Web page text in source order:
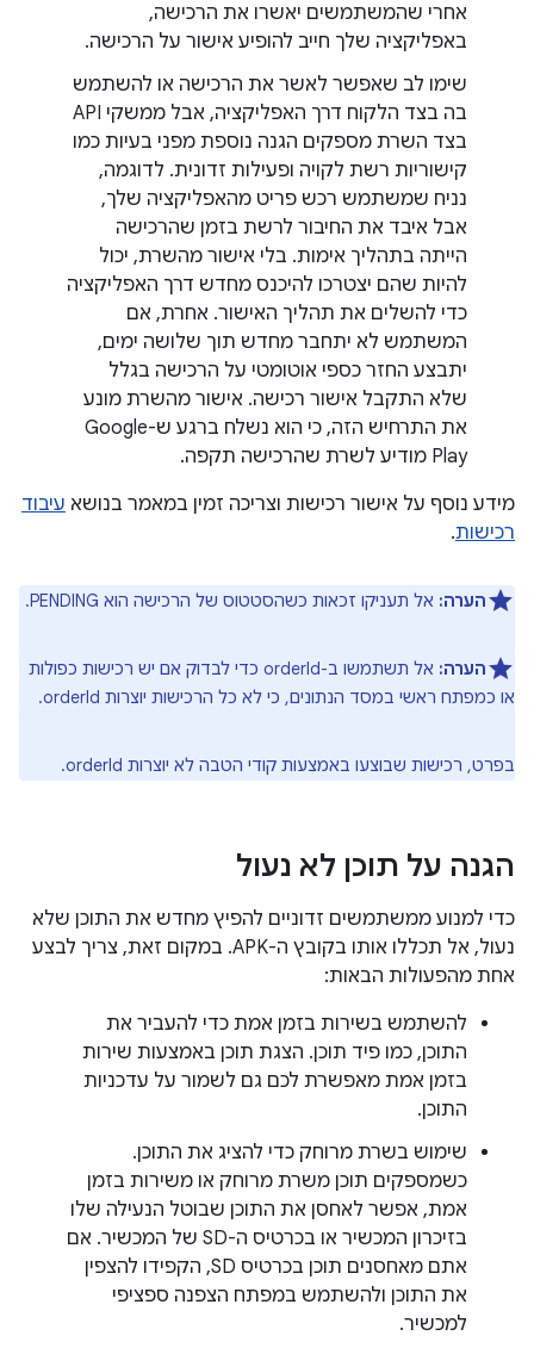
אחרי שהמשתמשים יאשרו את הרכישה,
באפליקציה שלך חייב להופיע אישור על הרכישה.
שימו לב שאפשר לאשר את הרכישה או להשתמש
בה בצד הלקוח דרך האפליקציה, אבל ממשקי API
בצד השרת מספקים הגנה נוספת מפני בעיות כמו
קישוריות רשת לקויה ופעילות זדונית. לדוגמה,
נניח שמשתמש רכש פריט מהאפליקציה שלך,
אבל איבד את החיבור לרשת בזמן שהרכישה
הייתה בתהליך אימות. בלי אישור מהשרת, יכול
להיות שהם יצטרכו להיכנס מחדש דרך האפליקציה
כדי להשלים את תהליך האישור. אחרת, אם
המשתמש לא יתחבר מחדש תוך שלושה ימים,
יתבצע החזר כספי אוטומטי על הרכישה בגלל
שלא התקבל אישור רכישה. אישור מהשרת מונע
את התרחיש הזה, כי הוא נשלח ברגע ש-Google
Play מודיע לשרת שהרכישה תקפה.
מידע נוסף על אישור רכישות וצריכה זמין במאמר בנושא עיבוד
רכישות.
הערה: אל תעניקו זכאות כשהסטטוס של הרכישה הוא PENDING.
הערה:
אל תשתמשו ב-orderId כדי לבדוק אם יש רכישות כפולות
או כמפתח ראשי במסד הנתונים, כי לא כל הרכישות יוצרות orderId.
בפרט, רכישות שבוצעו באמצעות קודי הטבה לא יוצרות orderId.
הגנה על תוכן לא נעול
כדי למנוע ממשתמשים זדוניים להפיץ מחדש את התוכן שלא
נעול, אל תכללו אותו בקובץ ה-APK. במקום זאת, צריך לבצע
אחת מהפעולות הבאות:
להשתמש בשירות בזמן אמת כדי להעביר את
התוכן, כמו פיד תוכן. הצגת תוכן באמצעות שירות
בזמן אמת מאפשרת לכם גם לשמור על עדכניות
התוכן.
שימוש בשרת מרוחק כדי להציג את התוכן.
כשמספקים תוכן משרת מרוחק או משירות בזמן
אמת, אפשר לאחסן את התוכן שבוטל הנעילה שלו
בזיכרון המכשיר או בכרטיס ה-SD של המכשיר. אם
אתם מאחסנים תוכן בכרטיס SD, הקפידו להצפין
את התוכן ולהשתמש במפתח הצפנה ספציפי
למכשיר.